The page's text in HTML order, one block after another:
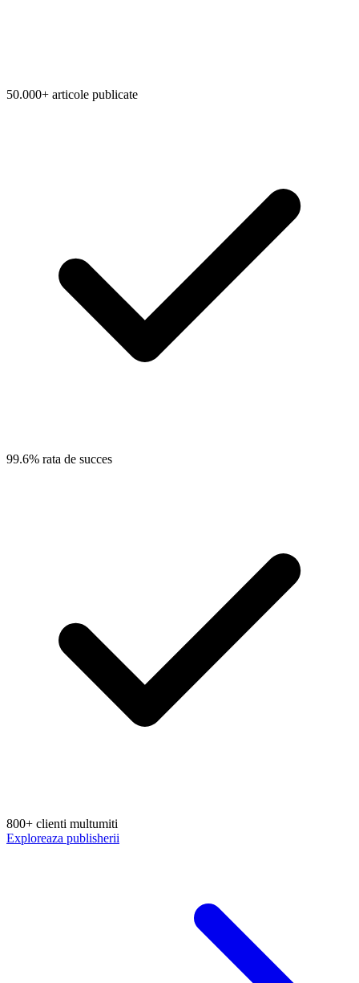
50.000+ articole publicate
99.6% rata de succes
800+ clienti multumiti
Exploreaza publisherii